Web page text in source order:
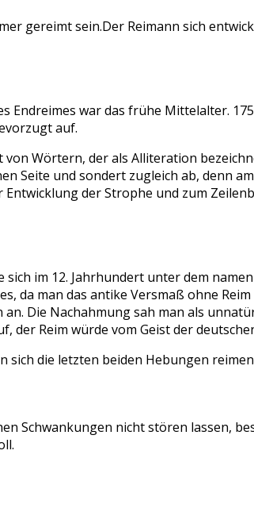
gereimt sein.Der Reimann sich
Endreimes war das frühe Mittelalter.
auf.
Wörtern, der als Alliteration
Seite und sondert zugleich ab, denn
der Strophe und zum
im 12. Jahrhundert unter dem
da man das antike Versmaß ohne
Die Nachahmung sah man als
Reim würde vom Geist der
sich die letzten beiden Hebungen
Schwankungen nicht stören lassen,